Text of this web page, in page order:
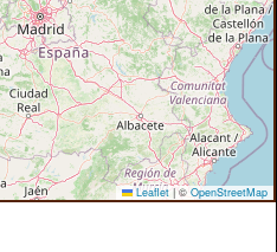
Leaflet | © OpenStreetMap